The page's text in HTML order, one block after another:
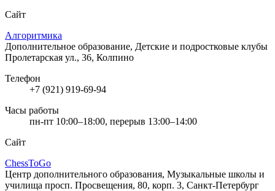
Сайт
Алгоритмика
Дополнительное образование, Детские и подростковые клубы
Пролетарская ул., 36, Колпино
Телефон
+7 (921) 919-69-94
Часы работы
пн-пт 10:00–18:00, перерыв 13:00–14:00
Сайт
ChessToGo
Центр дополнительного образования, Музыкальные школы и
училища просп. Просвещения, 80, корп. 3, Санкт-Петербург